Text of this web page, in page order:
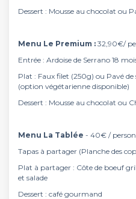
Dessert : Mousse au chocolat ou
Menu Le Premium : 32,90€/
Entrée : Ardoise de Serrano 18
Plat : Faux filet (250g) ou Pavé
(option végétarienne disponible)
Dessert : Mousse au chocolat ou
Menu La Tablée - 40€ /
Tapas à partager (Planche des
Plat à partager : Côte de boeuf
et salade
Dessert : café gourmand